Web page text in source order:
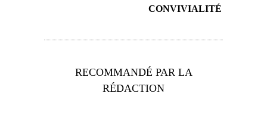
CONVIVIALITÉ
RECOMMANDÉ PAR LA
RÉDACTION